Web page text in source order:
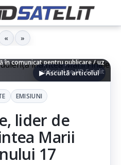
în comunicat pentru publicare / uz
editorial pe HD Satelit
▶ Ascultă articolul
EMISIUNI
lider de
Marii
17
« »